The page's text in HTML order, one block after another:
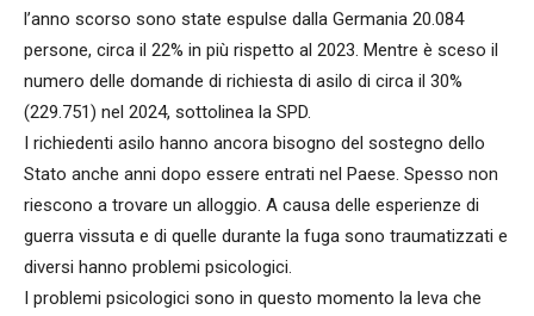
l’anno scorso sono state espulse dalla Germania 20.084
persone, circa il 22% in più rispetto al 2023. Mentre è sceso il
numero delle domande di richiesta di asilo di circa il 30%
(229.751) nel 2024, sottolinea la SPD.
I richiedenti asilo hanno ancora bisogno del sostegno dello
Stato anche anni dopo essere entrati nel Paese. Spesso non
riescono a trovare un alloggio. A causa delle esperienze di
guerra vissuta e di quelle durante la fuga sono traumatizzati e
diversi hanno problemi psicologici.
I problemi psicologici sono in questo momento la leva che